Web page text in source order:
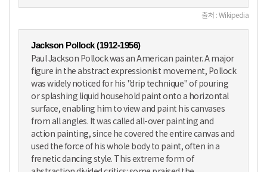
출처 : Wikipedia
Jackson Pollock (1912-1956)
Paul Jackson Pollock was an American painter. A major
figure in the abstract expressionist movement, Pollock
was widely noticed for his "drip technique" of pouring
or splashing liquid household paint onto a horizontal
surface, enabling him to view and paint his canvases
from all angles. It was called all-over painting and
action painting, since he covered the entire canvas and
used the force of his whole body to paint, often in a
frenetic dancing style. This extreme form of